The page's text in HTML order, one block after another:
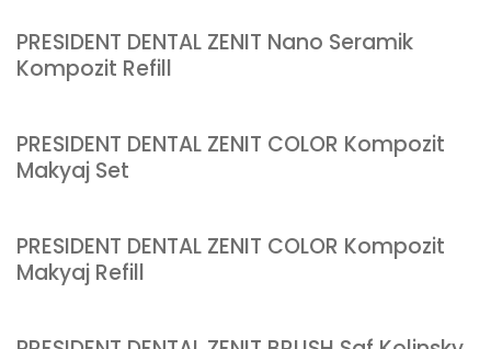
PRESIDENT DENTAL ZENIT Nano Seramik
Kompozit Refill
PRESIDENT DENTAL ZENIT COLOR Kompozit
Makyaj Set
PRESIDENT DENTAL ZENIT COLOR Kompozit
Makyaj Refill